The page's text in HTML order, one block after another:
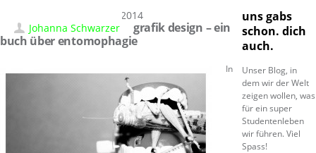
28.03.2014
Johanna Schwarzer
grafik design – ein
buch über entomophagie
In
uns gabs
schon. dich
auch.
Unser Blog, in
dem wir der Welt
zeigen wollen, was
für ein super
Studentenleben
wir führen. Viel
Spass!